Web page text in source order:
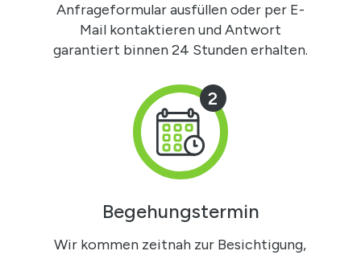
Anfrageformular ausfüllen oder per E-
Mail kontaktieren und Antwort
garantiert binnen 24 Stunden erhalten.
2
Begehungstermin
Wir kommen zeitnah zur Besichtigung,